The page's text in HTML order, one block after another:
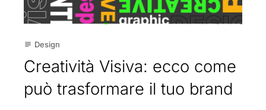
subject Design
Creatività Visiva: ecco come
può trasformare il tuo brand